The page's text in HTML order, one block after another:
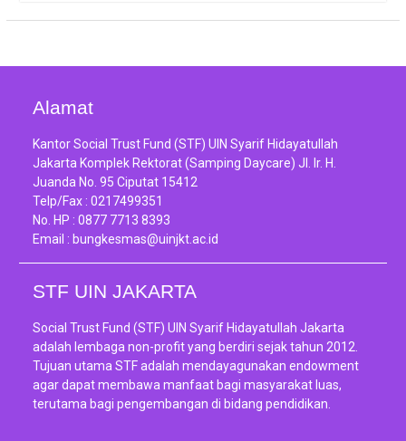
Alamat
Kantor Social Trust Fund (STF) UIN Syarif Hidayatullah
Jakarta Komplek Rektorat (Samping Daycare) Jl. Ir. H.
Juanda No. 95 Ciputat 15412
Telp/Fax :0217499351
No. HP :0877 7713 8393
Email : bungkesmas@uinjkt.ac.id
STF UIN JAKARTA
Social Trust Fund (STF) UIN Syarif Hidayatullah Jakarta
adalah lembaga non-profit yang berdiri sejak tahun 2012.
Tujuan utama STF adalah mendayagunakan endowment
agar dapat membawa manfaat bagi masyarakat luas,
terutama bagi pengembangan di bidang pendidikan.